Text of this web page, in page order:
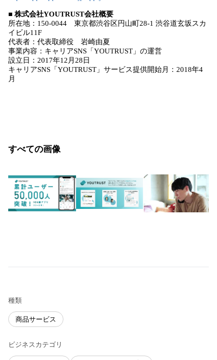
■ 株式会社YOUTRUST会社概要
所在地：150-0044 東京都渋谷区円山町28-1 渋谷道玄坂スカ
イビル11F
代表者：代表取締役 岩崎由夏
事業内容：キャリアSNS「YOUTRUST」の運営
設立日：2017年12月28日
キャリアSNS「YOUTRUST」サービス提供開始月：2018年4
月
すべての画像
種類
商品サービス
ビジネスカテゴリ